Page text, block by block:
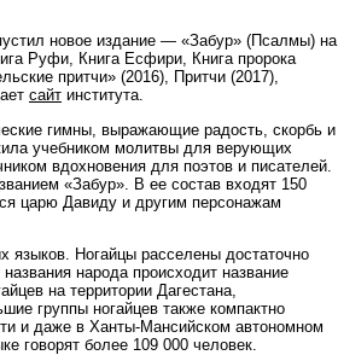
новое издание — «Забур» (Псалмы) на
Руфи, Книга Есфири, Книга пророка
притчи» (2016), Притчи (2017),
сайт института.
гимны, выражающие радость, скорбь и
учебником молитвы для верующих
вдохновения для поэтов и писателей.
«Забур». В ее состав входят 150
царю Давиду и другим персонажам
языков. Ногайцы расселены достаточно
народа происходит название
на территории Дагестана,
группы ногайцев также компактно
и даже в Ханты-Мансийском автономном
говорят более 109 000 человек.